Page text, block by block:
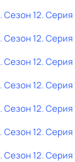
. Сезон 12. Серия
. Сезон 12. Серия
. Сезон 12. Серия
. Сезон 12. Серия
. Сезон 12. Серия
. Сезон 12. Серия
. Сезон 12. Серия